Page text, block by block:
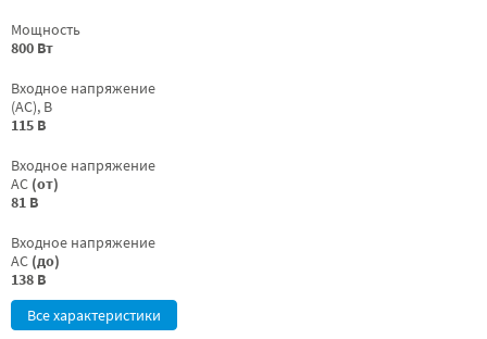
Мощность
800 Вт
Входное напряжение
(AC), В
115 В
Входное напряжение
AC (от)
81 В
Входное напряжение
AC (до)
138 В
Все характеристики